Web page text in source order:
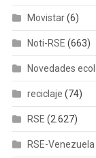
Movistar(6)
Noti-RSE (663)
Novedades
reciclaje (74)
RSE (2.627)
RSE-Venezuela